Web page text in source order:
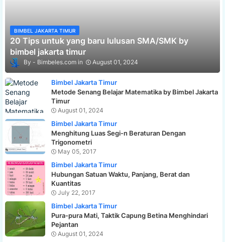
BIMBEL JAKARTA TIMUR
20 Tips untuk yang baru lulusan SMA/SMK by
bimbel jakarta timur
Bimbeles.com August 01, 2024
Bimbel Jakarta Timur
Metode Senang Belajar Matematika by Bimbel Jakarta
Timur
August 01, 2024
Bimbel Jakarta Timur
Menghitung Luas Segi-n Beraturan Dengan
Trigonometri
May 05, 2017
Bimbel Jakarta Timur
Hubungan Satuan Waktu, Panjang, Berat dan
Kuantitas
July 22, 2017
Bimbel Jakarta Timur
Pura-pura Mati, Taktik Capung Betina Menghindari
Pejantan
August 01, 2024